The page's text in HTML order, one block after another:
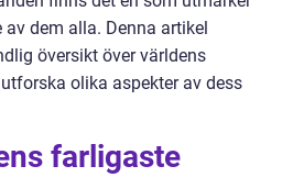
dem alla. Denna artikel
översikt över världens
olika aspekter av dess
farligaste